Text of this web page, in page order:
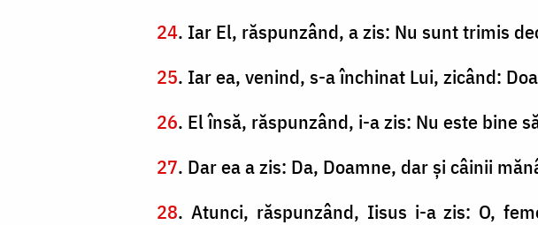
24. Iar El, răspunzând, a zis: Nu sunt trimis
25. Iar ea, venind, s-a închinat Lui, zicând:
26. El însă, răspunzând, i-a zis: Nu este bine
27. Dar ea a zis: Da, Doamne, dar şi câinii
28. Atunci, răspunzând, Iisus i-a zis: O,